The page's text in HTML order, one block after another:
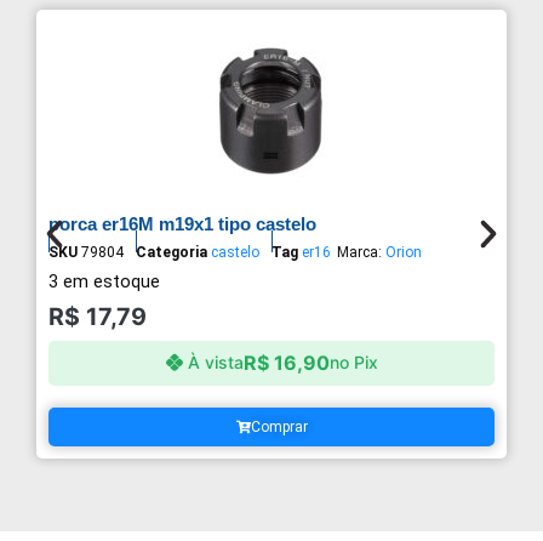
porca er16M m19x1 tipo castelo
SKU 79804 Categoria castelo Tag er16 Marca: Orion
3 em estoque
R$ 17,79
À vistaR$16,90no Pix
Comprar